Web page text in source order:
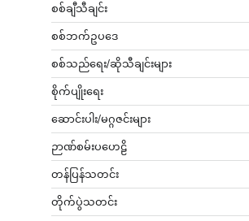
စစ်ချီသီချင်း
စစ်ဘက်ဥပဒေ
စစ်သည်ရေး/ဆိုသီချင်းများ
စိုက်ပျိုးရေး
ဆောင်းပါး/မဂ္ဂဇင်းများ
ဉာဏ်စမ်းပဟေဠိ
တန်ပြန်သတင်း
တိုက်ပွဲသတင်း